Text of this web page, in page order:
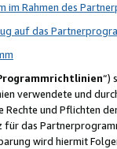
im Rahmen des
auf das
“)
verwendete und
Rechte und Pflichten
das
wird hiermit